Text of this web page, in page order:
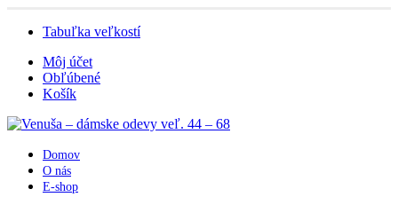
Tabuľka veľkostí
Môj účet
Obľúbené
Košík
Domov
O nás
E-shop